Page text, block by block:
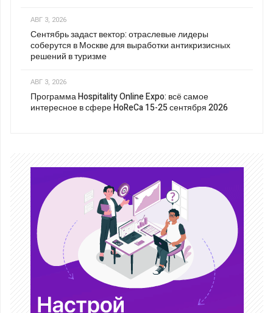
АВГ 3, 2026
Сентябрь задаст вектор: отраслевые лидеры
соберутся в Москве для выработки антикризисных
решений в туризме
АВГ 3, 2026
Программа Hospitality Online Expo: всё самое
интересное в сфере HoReCa 15-25 сентября 2026